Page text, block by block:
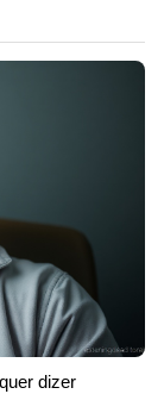
dizer